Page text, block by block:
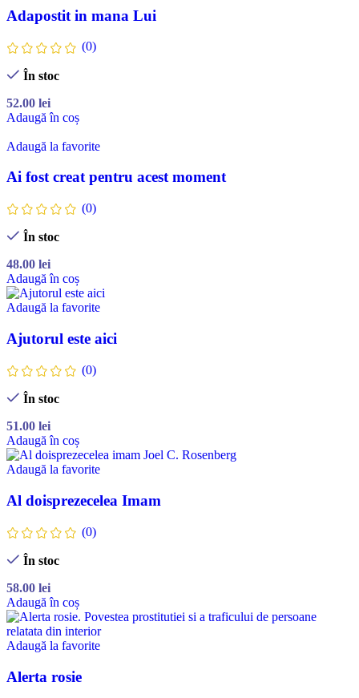
Adapostit in mana Lui
(0)
În stoc
52.00 lei
Adaugă în coș
Adaugă la favorite
Ai fost creat pentru acest moment
(0)
În stoc
48.00 lei
Adaugă în coș
Adaugă la favorite
Ajutorul este aici
(0)
În stoc
51.00 lei
Adaugă în coș
Adaugă la favorite
Al doisprezecelea Imam
(0)
În stoc
58.00 lei
Adaugă în coș
Adaugă la favorite
Alerta rosie